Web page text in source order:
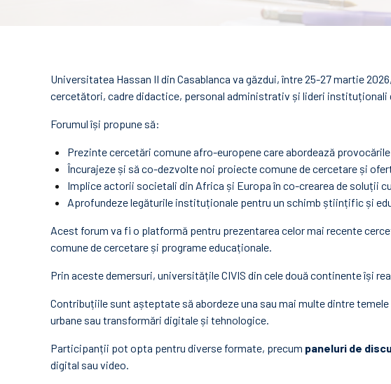
Universitatea Hassan II din Casablanca va găzdui, între 25-27 martie 2026,
cercetători, cadre didactice, personal administrativ și lideri instituționali
Forumul își propune să:
Prezinte cercetări comune afro-europene care abordează
Încurajeze și să co-dezvolte noi proiecte comune de cercetare și
Implice actorii societali din Africa și Europa în co-crearea de soluții
Aprofundeze legăturile instituționale pentru un schimb științific și
Acest forum va fi o platformă pentru prezentarea celor mai recente
comune de cercetare și programe educaționale.
Prin aceste demersuri, universitățile CIVIS din cele două continente își
Contribuțiile sunt așteptate să abordeze una sau mai multe dintre
urbane sau transformări digitale și tehnologice.
Participanții pot opta pentru diverse formate, precum paneluri de
digital sau video.